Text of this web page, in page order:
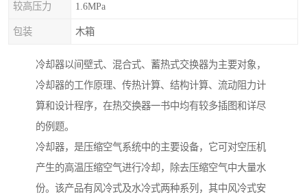
较高压力 1.6MPa
包装 木箱
冷却器以间壁式、混合式、蓄热式交换器为主要对象，
冷却器的工作原理、传热计算、结构计算、流动阻力计
算和设计程序，在热交换器一书中均有较多插图和详尽
的例题。
冷却器，是压缩空气系统中的主要设备，它可对空压机
产生的高温压缩空气进行冷却，除去压缩空气中大量水
份。该产品有风冷式及水冷式两种系列，其中风冷式安